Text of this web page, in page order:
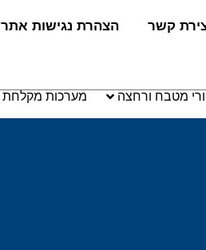
קשר הצהרת נגישות אתר
מטבח ורחצה מערכות מקלחת